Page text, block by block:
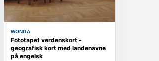
WONDA
Fototapet verdenskort -
geografisk kort med landenavne
på engelsk